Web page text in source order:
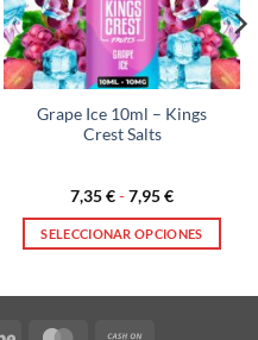
Grape Ice 10ml – Kings
Crest Salts
7,35€-7,95€Rango
precios:
desde
SELECCIONAR OPCIONES
múltiples